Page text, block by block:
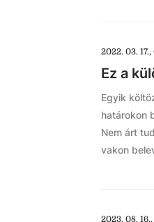
2022. 03.
Ez a
Egyik
határokon
Nem árt
vakon
2023. 08.